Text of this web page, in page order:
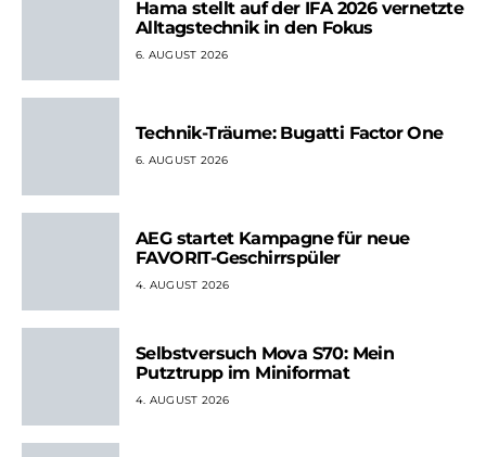
Hama stellt auf der IFA 2026 vernetzte
Alltagstechnik in den Fokus
6. AUGUST 2026
Technik-Träume: Bugatti Factor One
6. AUGUST 2026
AEG startet Kampagne für neue
FAVORIT-Geschirrspüler
4. AUGUST 2026
Selbstversuch Mova S70: Mein
Putztrupp im Miniformat
4. AUGUST 2026